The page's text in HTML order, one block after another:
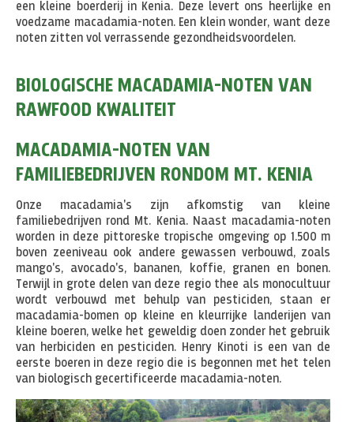
een kleine boerderij in Kenia. Deze levert ons heerlijke en
voedzame macadamia-noten. Een klein wonder, want deze
noten zitten vol verrassende gezondheidsvoordelen.
BIOLOGISCHE MACADAMIA-NOTEN VAN
RAWFOOD KWALITEIT
MACADAMIA-NOTEN VAN
FAMILIEBEDRIJVEN RONDOM MT. KENIA
Onze macadamia's zijn afkomstig van kleine
familiebedrijven rond Mt. Kenia. Naast macadamia-noten
worden in deze pittoreske tropische omgeving op 1.500 m
boven zeeniveau ook andere gewassen verbouwd, zoals
mango's, avocado's, bananen, koffie, granen en bonen.
Terwijl in grote delen van deze regio thee als monocultuur
wordt verbouwd met behulp van pesticiden, staan er
macadamia-bomen op kleine en kleurrijke landerijen van
kleine boeren, welke het geweldig doen zonder het gebruik
van herbiciden en pesticiden. Henry Kinoti is een van de
eerste boeren in deze regio die is begonnen met het telen
van biologisch gecertificeerde macadamia-noten.